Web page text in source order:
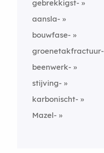
gebrekkigst-
aansla-
bouwfase-
groenetakfractuur-
beenwerk-
stijving-
karbonischt-
Mazel-